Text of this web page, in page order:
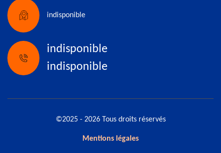
indisponible
indisponible
indisponible
©2025 - 2026 Tous droits réservés
Mentions légales